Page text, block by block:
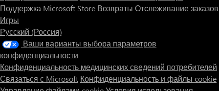
Поддержка Microsoft Store Возвраты Отслеживание заказов
Игры
Русский (Россия)
Ваши варианты выбора параметров
конфиденциальности
Конфиденциальность медицинских сведений потребителей
Связаться с Microsoft Конфиденциальность и файлы cookie